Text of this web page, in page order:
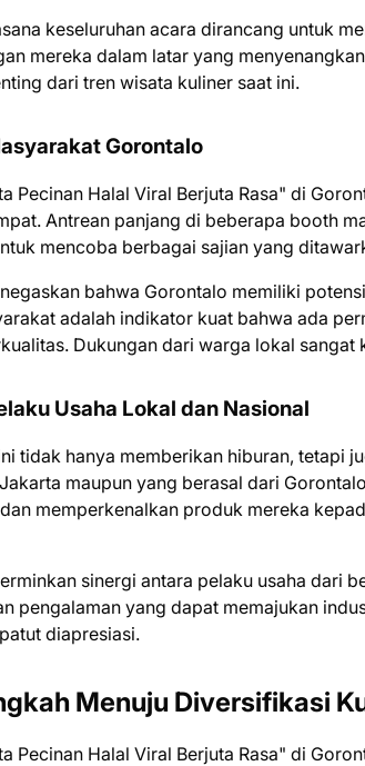
keseluruhan acara dirancang untuk
mereka dalam latar yang
dari tren wisata kuliner saat ini.
Gorontalo
Pecinan Halal Viral Berjuta Rasa" di
Antrean panjang di beberapa booth
mencoba berbagai sajian yang
bahwa Gorontalo memiliki
adalah indikator kuat bahwa ada
Dukungan dari warga lokal sangat
Usaha Lokal dan Nasional
tidak hanya memberikan hiburan, tetapi
maupun yang berasal dari
memperkenalkan produk mereka
sinergi antara pelaku usaha dari
pengalaman yang dapat memajukan
diapresiasi.
Menuju Diversifikasi
Pecinan Halal Viral Berjuta Rasa" di